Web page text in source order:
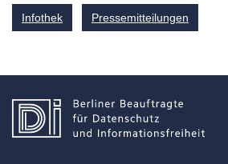
Infothek
Pressemitteilungen